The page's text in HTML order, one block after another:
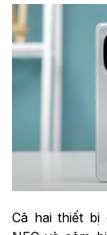
Cả hai thiết